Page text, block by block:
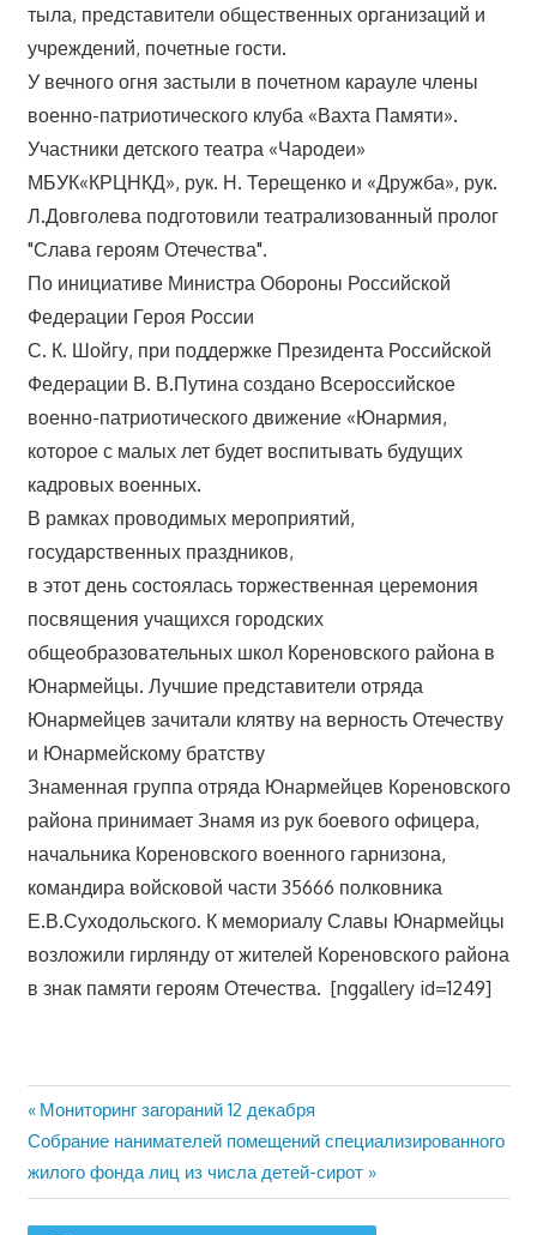
тыла, представители общественных организаций и
учреждений, почетные гости.
У вечного огня застыли в почетном карауле члены
военно-патриотического клуба «Вахта Памяти».
Участники детского театра «Чародеи»
МБУК«КРЦНКД», рук. Н. Терещенко и «Дружба», рук.
Л.Довголева подготовили театрализованный пролог
"Слава героям Отечества".
По инициативе Министра Обороны Российской
Федерации Героя России
С. К. Шойгу, при поддержке Президента Российской
Федерации В. В.Путина создано Всероссийское
военно-патриотического движение «Юнармия,
которое с малых лет будет воспитывать будущих
кадровых военных.
В рамках проводимых мероприятий,
государственных праздников,
в этот день состоялась торжественная церемония
посвящения учащихся городских
общеобразовательных школ Кореновского района в
Юнармейцы. Лучшие представители отряда
Юнармейцев зачитали клятву на верность Отечеству
и Юнармейскому братству
Знаменная группа отряда Юнармейцев Кореновского
района принимает Знамя из рук боевого офицера,
начальника Кореновского военного гарнизона,
командира войсковой части 35666 полковника
Е.В.Суходольского. К мемориалу Славы Юнармейцы
возложили гирлянду от жителей Кореновского района
в знак памяти героям Отечества. [nggallery id=1249]
Навигация
по
записям
Предыдущая
запись:
Мониторинг загораний 12 декабря
Следующая
запись:
Собрание нанимателей помещений специализированного
жилого фонда лиц из числа детей-сирот